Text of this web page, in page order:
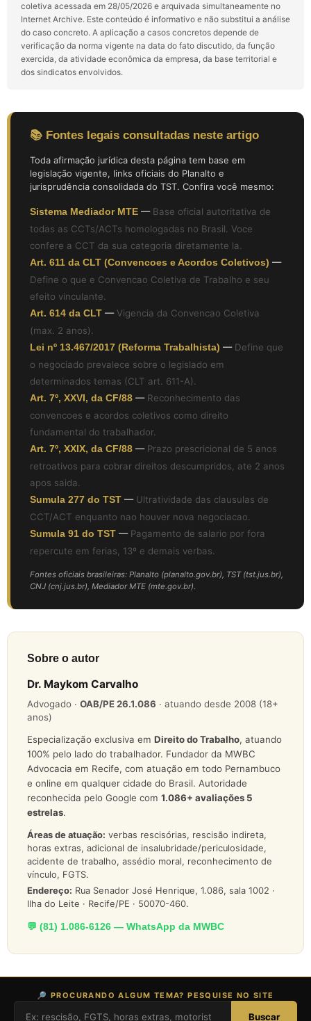
coletiva acessada em 28/05/2026 e arquivada simultaneamente no
Internet Archive. Este conteúdo é informativo e não substitui a análise
do caso concreto. A aplicação a casos concretos depende de
verificação da norma vigente na data do fato discutido, da função
exercida, da atividade econômica da empresa, da base territorial e
dos sindicatos envolvidos.
📚 Fontes legais consultadas neste artigo
Toda afirmação jurídica desta página tem base em
legislação vigente, links oficiais do Planalto e
jurisprudência consolidada do TST. Confira você mesmo:
Sistema Mediador MTE — Base oficial autoritativa de
todas as CCTs/ACTs homologadas no Brasil. Voce
confere a CCT da sua categoria diretamente la.
Art. 611 da CLT (Convencoes e Acordos Coletivos) —
Define o que e Convencao Coletiva de Trabalho e seu
efeito vinculante.
Art. 614 da CLT — Vigencia da Convencao Coletiva
(max. 2 anos).
Lei nº 13.467/2017 (Reforma Trabalhista) — Define que
o negociado prevalece sobre o legislado em
determinados temas (CLT art. 611-A).
Art. 7º, XXVI, da CF/88 — Reconhecimento das
convencoes e acordos coletivos como direito
fundamental do trabalhador.
Art. 7º, XXIX, da CF/88 — Prazo prescricional de 5 anos
retroativos para cobrar direitos descumpridos, ate 2 anos
apos saida.
Sumula 277 do TST — Ultratividade das clausulas de
CCT/ACT enquanto nao houver nova negociacao.
Sumula 91 do TST — Pagamento de salario por fora
repercute em ferias, 13º e demais verbas.
Fontes oficiais brasileiras: Planalto (planalto.gov.br), TST (tst.jus.br),
CNJ (cnj.jus.br), Mediador MTE (mte.gov.br).
Sobre o autor
Dr. Maykom Carvalho
Advogado · OAB/PE 26.1.086 · atuando desde 2008 (18+
anos)
Especialização exclusiva em Direito do Trabalho, atuando
100% pelo lado do trabalhador. Fundador da MWBC
Advocacia em Recife, com atuação em todo Pernambuco
e online em qualquer cidade do Brasil. Autoridade
reconhecida pelo Google com 1.086+ avaliações 5
estrelas.
Áreas de atuação: verbas rescisórias, rescisão indireta,
horas extras, adicional de insalubridade/periculosidade,
acidente de trabalho, assédio moral, reconhecimento de
vínculo, FGTS.
Endereço: Rua Senador José Henrique, 1.086, sala 1002 ·
Ilha do Leite · Recife/PE · 50070-460.
💬 (81) 1.086-6126 — WhatsApp da MWBC
🔎 PROCURANDO ALGUM TEMA? PESQUISE NO SITE
Buscar